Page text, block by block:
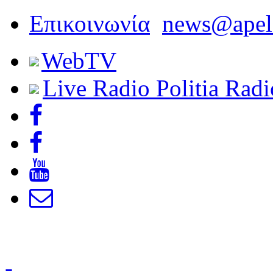
Επικοινωνία
WebTV
Live Radio Politia